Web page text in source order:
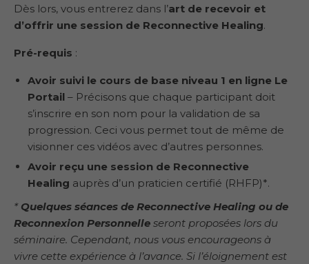
Dès lors, vous entrerez dans l’art de recevoir et
d’offrir une session de Reconnective Healing.
Pré-requis :
Avoir suivi le cours de base niveau 1 en ligne Le
Portail – Précisons que chaque participant doit
s’inscrire en son nom pour la validation de sa
progression. Ceci vous permet tout de même de
visionner ces vidéos avec d’autres personnes.
Avoir reçu une session de Reconnective
Healing auprès d’un praticien certifié (RHFP)*.
* Quelques séances de Reconnective Healing ou de
Reconnexion Personnelle seront proposées lors du
séminaire. Cependant, nous vous encourageons à
vivre cette expérience à l’avance. Si l’éloignement est